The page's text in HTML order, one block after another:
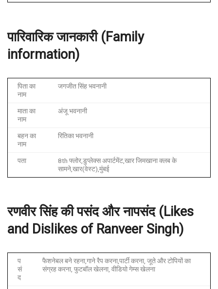
पारिवारिक जानकारी(Family
information)
पिता का
नाम
जगजीत सिंह भवनानी
माता का
नाम
अंजू भवनानी
बहन का
नाम
रितिका भवनानी
पता
8th फ्लोर,डुप्लेक्स अपार्टमेंट,खार जिमखाना क्लब के
सामने,खार(वेस्ट),मुंबई
रणवीर सिंह की पसंद और नापसंद(Likes
and Dislikes of Ranveer Singh)
प
सं
द
फैशनेबल बने रहना,गाने रैप करना,पार्टी करना, जूते और टोपियों का
संग्रह करना, फुटबॉल खेलना, वीडियो गेम्स खेलना